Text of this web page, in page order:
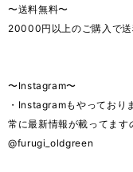
〜送料無料〜
20000円以上のご購入で送
〜Instagram〜
・Instagramもやっており
常に最新情報が載ってます
@furugi_oldgreen